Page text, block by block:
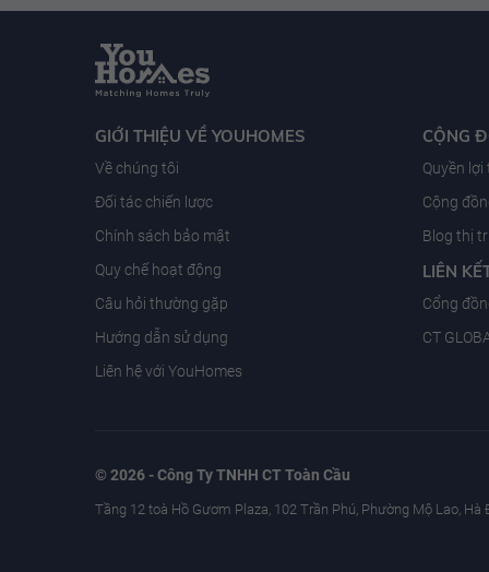
GIỚI THIỆU VỀ YOUHOMES
Về chúng tôi
Đối tác chiến lược
Chính sách bảo mật
Quy chế hoạt động
Câu hỏi thường gặp
Hướng dẫn sử dụng
Liên hệ với YouHomes
CỘNG
Quyền
Cộng
Blog thị
LIÊN
Cổng
CT
© 2026 - Công Ty TNHH CT Toàn Cầu
Tầng 12 toà Hồ Gươm Plaza, 102 Trần Phú, Phường Mộ Lao, Hà